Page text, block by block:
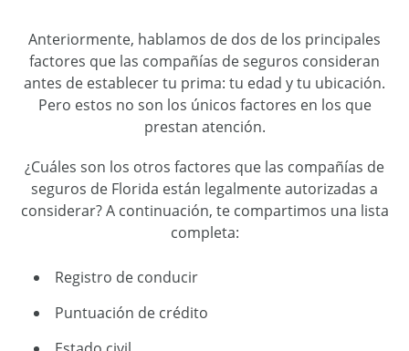
Anteriormente, hablamos de dos de los principales
factores que las compañías de seguros consideran
antes de establecer tu prima: tu edad y tu ubicación.
Pero estos no son los únicos factores en los que
prestan atención.
¿Cuáles son los otros factores que las compañías de
seguros de Florida están legalmente autorizadas a
considerar? A continuación, te compartimos una lista
completa:
Registro de conducir
Puntuación de crédito